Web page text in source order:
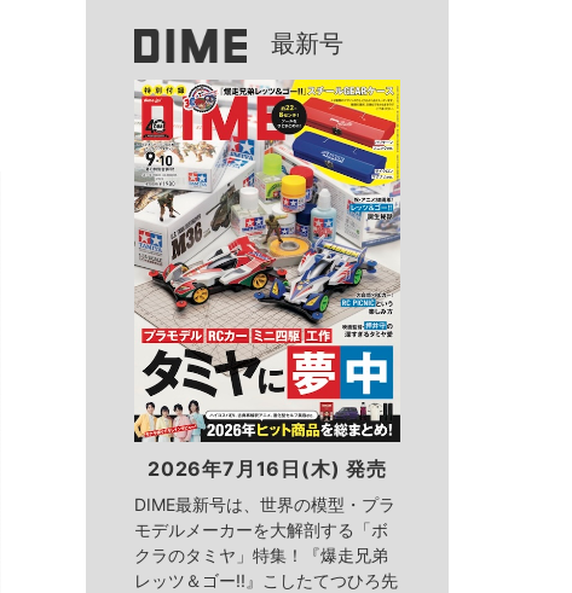
最新号
2026年7月16日(木) 発売
DIME最新号は、世界の模型・プラ
モデルメーカーを大解剖する「ボ
クラのタミヤ」特集！『爆走兄弟
レッツ＆ゴー!!』こしたてつひろ先